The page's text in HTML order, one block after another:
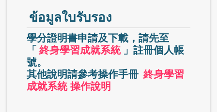
ข้อมูลใบรับรอง
學分證明書申請及下載，請先至
「 終身學習成就系統 」註冊個人帳
號。
其他說明請參考操作手冊 終身學習
成就系統 操作說明